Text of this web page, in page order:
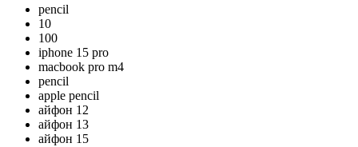
pencil
10
100
iphone 15 pro
macbook pro m4
pencil
apple pencil
айфон 12
айфон 13
айфон 15